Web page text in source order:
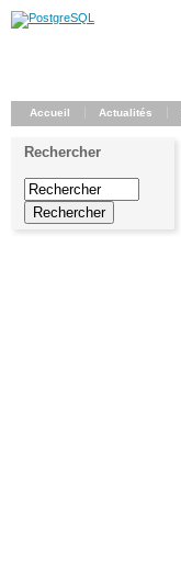
Accueil Actualités
Rechercher